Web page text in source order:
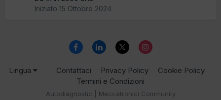
Iniziato 15 Ottobre 2024
Lingua Contattaci Privacy Policy
Cookie Policy
Termini e Condizioni
Autodiagnostic | Meccatronici Community